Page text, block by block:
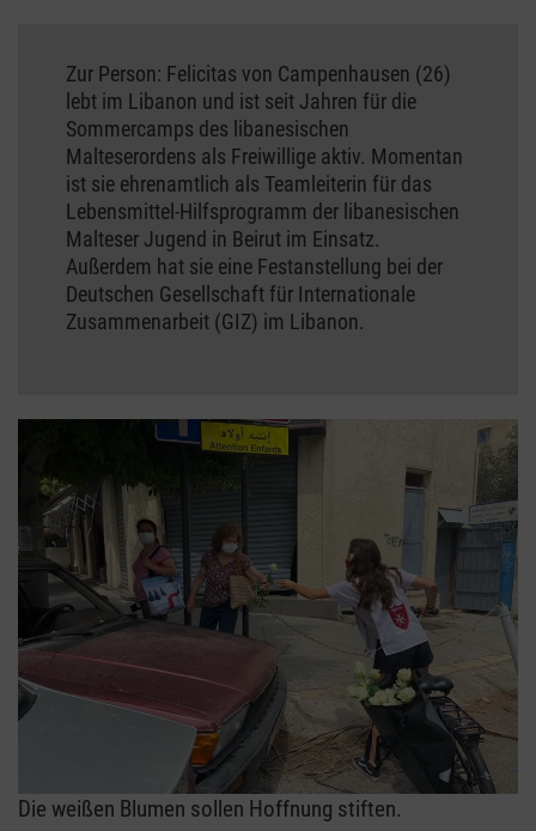
Zur Person: Felicitas von Campenhausen (26)
lebt im Libanon und ist seit Jahren für die
Sommercamps des libanesischen
Malteserordens als Freiwillige aktiv. Momentan
ist sie ehrenamtlich als Teamleiterin für das
Lebensmittel-Hilfsprogramm der libanesischen
Malteser Jugend in Beirut im Einsatz.
Außerdem hat sie eine Festanstellung bei der
Deutschen Gesellschaft für Internationale
Zusammenarbeit (GIZ) im Libanon.
Die weißen Blumen sollen Hoffnung stiften.